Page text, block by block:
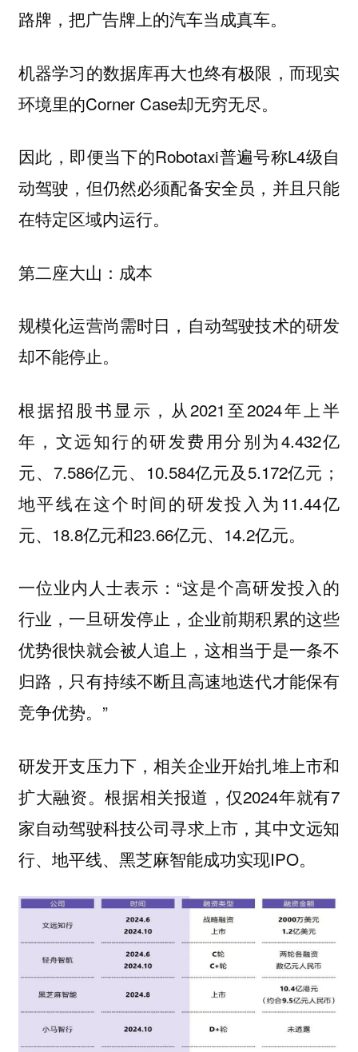
路牌，把广告牌上的汽车当成真车。
机器学习的数据库再大也终有极限，而现实
环境里的Corner Case却无穷无尽。
因此，即便当下的Robotaxi普遍号称L4级自
动驾驶，但仍然必须配备安全员，并且只能
在特定区域内运行。
第二座大山：成本
规模化运营尚需时日，自动驾驶技术的研发
却不能停止。
根据招股书显示，从2021至2024年上半
年，文远知行的研发费用分别为4.432亿
元、7.586亿元、10.584亿元及5.172亿元；
地平线在这个时间的研发投入为11.44亿
元、18.8亿元和23.66亿元、14.2亿元。
一位业内人士表示：“这是个高研发投入的
行业，一旦研发停止，企业前期积累的这些
优势很快就会被人追上，这相当于是一条不
归路，只有持续不断且高速地迭代才能保有
竞争优势。”
研发开支压力下，相关企业开始扎堆上市和
扩大融资。根据相关报道，仅2024年就有7
家自动驾驶科技公司寻求上市，其中文远知
行、地平线、黑芝麻智能成功实现IPO。